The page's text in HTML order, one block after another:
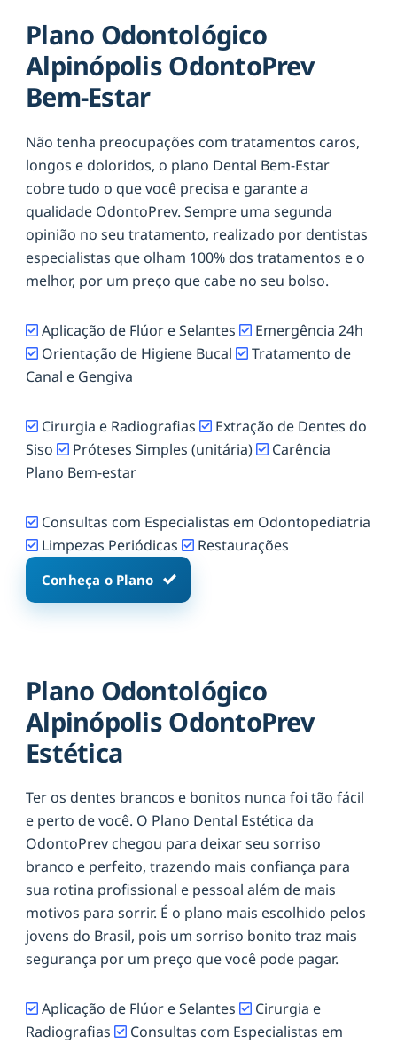
Plano Odontológico
Alpinópolis OdontoPrev
Bem-Estar
Não tenha preocupações com tratamentos caros,
longos e doloridos, o plano Dental Bem-Estar
cobre tudo o que você precisa e garante a
qualidade OdontoPrev. Sempre uma segunda
opinião no seu tratamento, realizado por dentistas
especialistas que olham 100% dos tratamentos e o
melhor, por um preço que cabe no seu bolso.
Aplicação de Flúor e Selantes
Emergência 24h
Orientação de Higiene Bucal
Tratamento de
Canal e Gengiva
Cirurgia e Radiografias
Extração de Dentes do
Siso
Próteses Simples (unitária)
Carência
Plano Bem-estar
Consultas com Especialistas em Odontopediatria
Limpezas Periódicas
Restaurações
Conheça o Plano
Plano Odontológico
Alpinópolis OdontoPrev
Estética
Ter os dentes brancos e bonitos nunca foi tão fácil
e perto de você. O Plano Dental Estética da
OdontoPrev chegou para deixar seu sorriso
branco e perfeito, trazendo mais confiança para
sua rotina profissional e pessoal além de mais
motivos para sorrir. É o plano mais escolhido pelos
jovens do Brasil, pois um sorriso bonito traz mais
segurança por um preço que você pode pagar.
Aplicação de Flúor e Selantes
Cirurgia e
Radiografias
Consultas com Especialistas em